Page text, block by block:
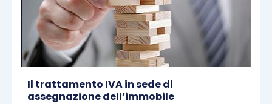
Il trattamento IVA in sede di
assegnazione dell’immobile